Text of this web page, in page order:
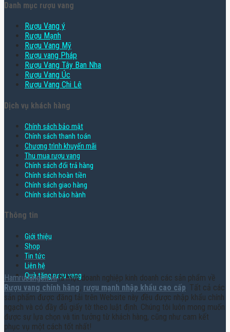
Danh mục rượu vang
Rượu Vang ý
Rượu Mạnh
Rượu Vang Mỹ
Rượu vang Pháp
Rượu Vang Tây Ban Nha
Rượu Vang Úc
Rượu Vang Chi Lê
Dịch vụ khách hàng
Chính sách bảo mật
Chính sách thanh toán
Chương trình khuyến mãi
Thu mua rượu vang
Chính sách đổi trả hàng
Chính sách hoàn tiền
Chính sách giao hàng
Chính sách bảo hành
Thông tin
Giới thiệu
Shop
Tin tức
Liên hệ
Quà tặng rượu vang
Hamruoungon.vnlà một doanh nghiệp kinh doanh các sản phẩm về
Rượu vang chính hãng, rượu mạnh nhập khẩu cao cấp . Tất cả các
sản phẩm được đăng tải trên Website này đều được nhập khẩu chính
ngạch và có đầy đủ giấy tờ theo luật định. Chúng tôi luôn mong muốn
được sự lựa chọn và tin tưởng từ khách hàng, cũng như cam kết
phục vụ một cách tốt nhất!